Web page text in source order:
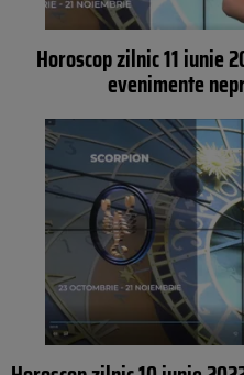
Horoscop zilnic 11 iunie
evenimente